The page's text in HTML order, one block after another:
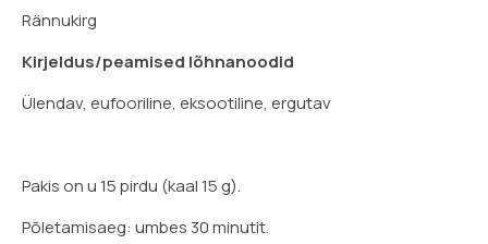
Rännukirg
Kirjeldus/peamised lõhnanoodid
Ülendav, eufooriline, eksootiline, ergutav
Pakis on u 15 pirdu (kaal 15 g).
Põletamisaeg: umbes 30 minutit.